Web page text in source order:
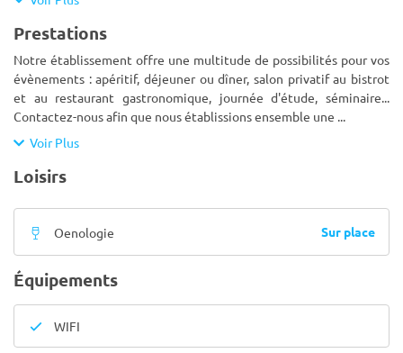
Prestations
Notre établissement offre une multitude de possibilités pour vos
évènements : apéritif, déjeuner ou dîner, salon privatif au bistrot
et au restaurant gastronomique, journée d'étude, séminaire...
Contactez-nous afin que nous établissions ensemble une ...
Voir Plus
Loisirs
Oenologie Sur place
Équipements
WIFI